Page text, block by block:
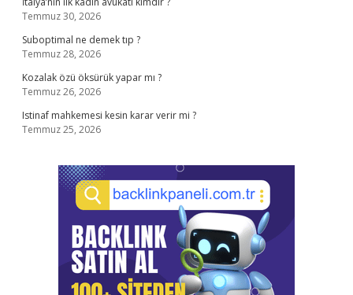
Temmuz 30, 2026
Suboptimal ne demek tıp ?
Temmuz 28, 2026
Kozalak özü öksürük yapar mı ?
Temmuz 26, 2026
Istinaf mahkemesi kesin karar verir mi ?
Temmuz 25, 2026